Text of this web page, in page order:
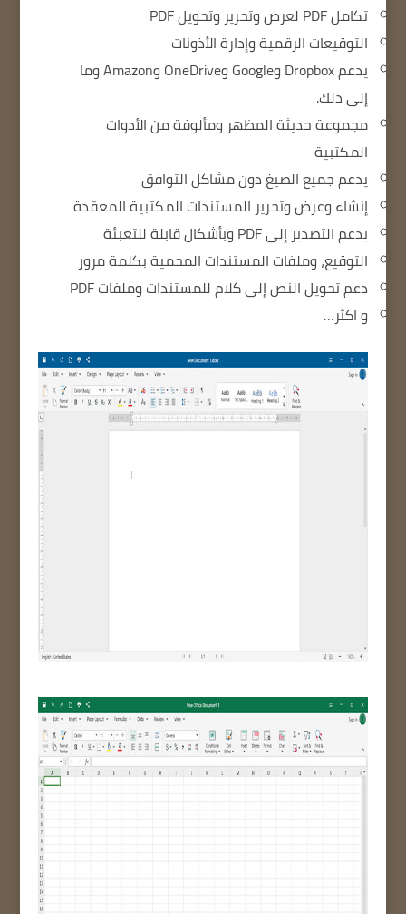
تكامل PDF لعرض وتحرير وتحويل PDF
التوقيعات الرقمية وإدارة الأذونات
يدعم Dropbox وGoogle وOneDrive وAmazon وما
إلى ذلك.
مجموعة حديثة المظهر ومألوفة من الأدوات
المكتبية
يدعم جميع الصيغ دون مشاكل التوافق
إنشاء وعرض وتحرير المستندات المكتبية المعقدة
يدعم التصدير إلى PDF وبأشكال قابلة للتعبئة
التوقيع، وملفات المستندات المحمية بكلمة مرور
دعم تحويل النص إلى كلام للمستندات وملفات PDF
و اكثر…